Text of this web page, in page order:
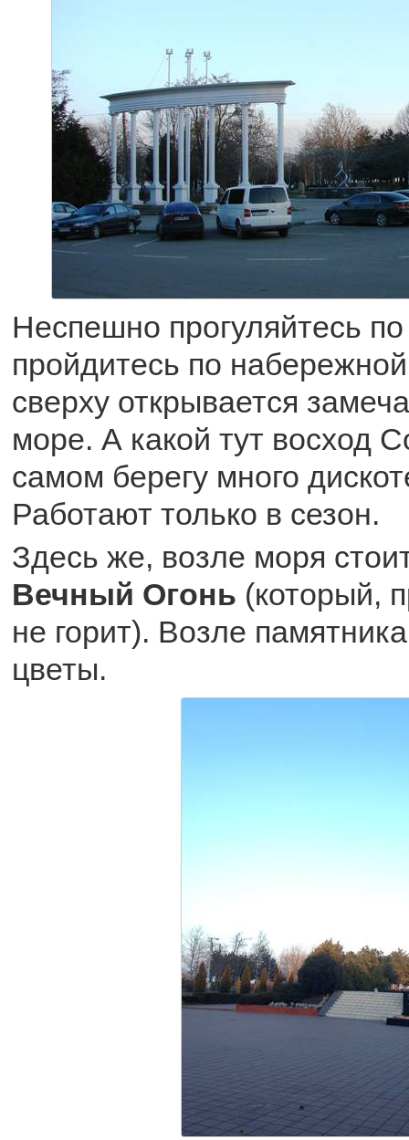
Неспешно прогуляйтесь
пройдитесь по
сверху открывается
море. А какой тут восход
самом берегу много
Работают только в сезон.
Здесь же, возле моря
Вечный Огонь (который,
не горит). Возле
цветы.